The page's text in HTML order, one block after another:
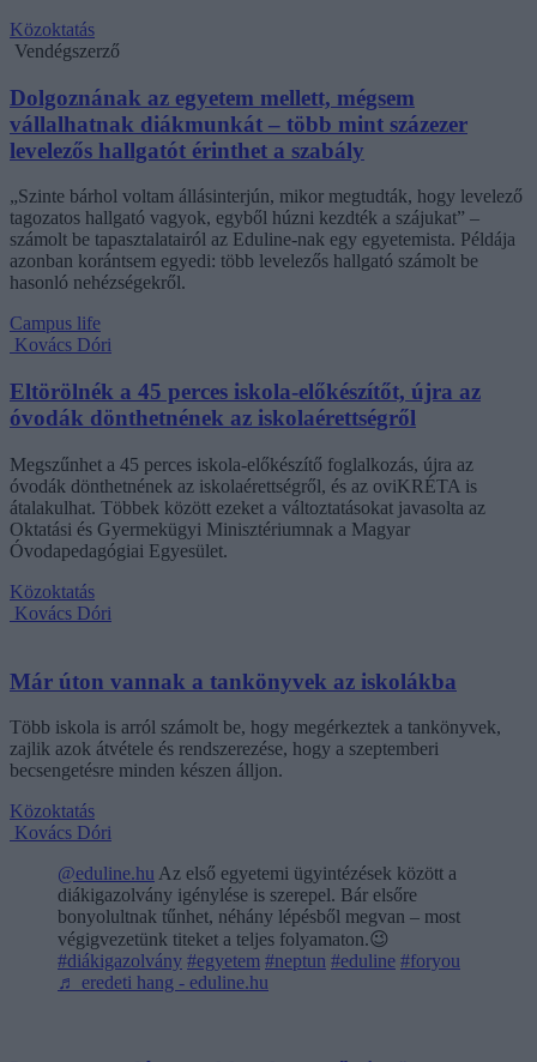
Közoktatás
Vendégszerző
Dolgoznának az egyetem mellett, mégsem
vállalhatnak diákmunkát – több mint százezer
levelezős hallgatót érinthet a szabály
„Szinte bárhol voltam állásinterjún, mikor megtudták, hogy levelező
tagozatos hallgató vagyok, egyből húzni kezdték a szájukat” –
számolt be tapasztalatairól az Eduline-nak egy egyetemista. Példája
azonban korántsem egyedi: több levelezős hallgató számolt be
hasonló nehézségekről.
Campus life
Kovács Dóri
Eltörölnék a 45 perces iskola-előkészítőt, újra az
óvodák dönthetnének az iskolaérettségről
Megszűnhet a 45 perces iskola-előkészítő foglalkozás, újra az
óvodák dönthetnének az iskolaérettségről, és az oviKRÉTA is
átalakulhat. Többek között ezeket a változtatásokat javasolta az
Oktatási és Gyermekügyi Minisztériumnak a Magyar
Óvodapedagógiai Egyesület.
Közoktatás
Kovács Dóri
Már úton vannak a tankönyvek az iskolákba
Több iskola is arról számolt be, hogy megérkeztek a tankönyvek,
zajlik azok átvétele és rendszerezése, hogy a szeptemberi
becsengetésre minden készen álljon.
Közoktatás
Kovács Dóri
@eduline.hu Az első egyetemi ügyintézések között a
diákigazolvány igénylése is szerepel. Bár elsőre
bonyolultnak tűnhet, néhány lépésből megvan – most
végigvezetünk titeket a teljes folyamaton.😉
#diákigazolvány #egyetem #neptun #eduline #foryou
♬ eredeti hang - eduline.hu